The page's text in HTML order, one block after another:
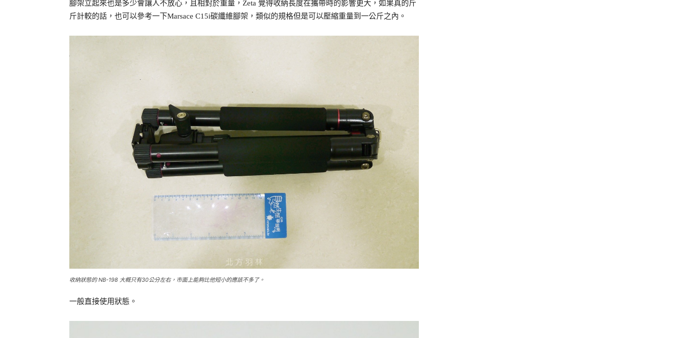
腳架立起來也是多少會讓人不放心，且相對於重量，Zeta 覺得收納長度在攜帶時的影響更大，如果真的斤
斤計較的話，也可以參考一下Marsace C15i碳纖維腳架，類似的規格但是可以壓縮重量到一公斤之內。
收納狀態的 NB-198 大概只有30公分左右，市面上能夠比他短小的應該不多了。
一般直接使用狀態。